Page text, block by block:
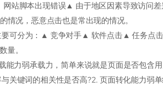
站脚本出现错误▲ 由于地区因素导致访问
况，恶意点击也是常出现的情况。
要可分为：▲ 竞争对手▲ 软件点击▲ 任务点
量。
能力弱承载力，简单来说就是页面是否包含
键词的相关性是否高?2. 页面转化能力弱单